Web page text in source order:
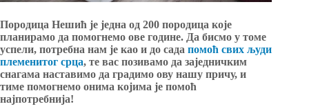
Породица Нешић је једна од 200 породица које
планирамо да помогнемо ове године. Да бисмо у томе
успели, потребна нам је као и до сада помоћ свих људи
племенитог срца, те вас позивамо да заједничким
снагама наставимо да градимо ову нашу причу, и
тиме помогнемо онима којима је помоћ
најпотребнија!